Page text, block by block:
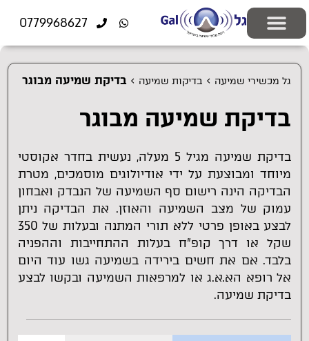
לתוכן
0779968627
גל מכשירי שמיעה > בדיקות שמיעה > בדיקת שמיעה מבוגר
בדיקת שמיעה מבוגר
בדיקת שמיעה מגיל 5 מעלה, נעשית בחדר אקוסטי
מיוחד ומבוצעת על ידי אודיולוגים מוסמכים, מטרת
הבדיקה הינה רישום סף השמיעה של הנבדק ואבחון
עמוק של מצב השמיעה והאוזן. את הבדיקה ניתן
לבצע באופן פרטי ללא תורי המתנה ובעלות של 350
שקל או דרך קופ"ח בעלות ההתחייבות וההפניה
בלבד. אם את חשים בירידה בשמיעה גשו עוד היום
אל רופא הא.א.ג או למרפאות השמיעה ובקשו לבצע
בדיקת שמיעה.